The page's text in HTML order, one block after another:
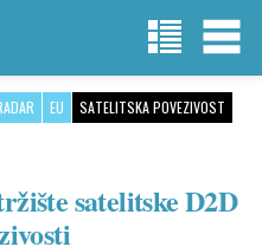
EU
SATELITSKA POVEZIVOST
satelitske D2D